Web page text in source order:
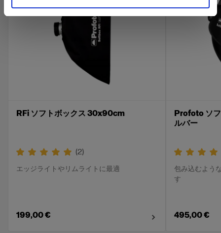
RFi ソフトボックス 30x90cm
(2)
エッジライトやリムライトに最適
199,00 €
Profoto ソ
ルバー
包み込むよう
す
495,00 €